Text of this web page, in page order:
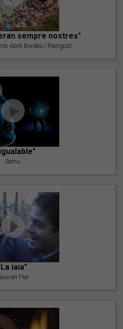
sempre nostres"
Abril Bordes i Riangost
Samu
iaia"
en Flor